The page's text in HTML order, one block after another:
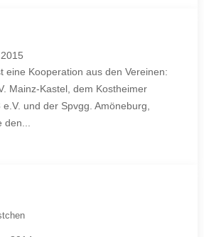
eine Kooperation aus den Vereinen:
Mainz-Kastel, dem Kostheimer
und der Spvgg. Amöneburg,